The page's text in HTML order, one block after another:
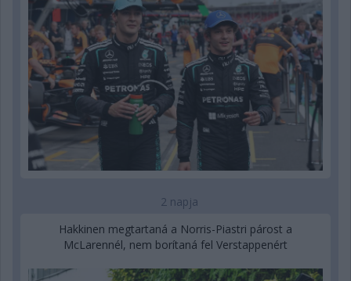
2 napja
Hakkinen megtartaná a Norris-Piastri párost a
McLarennél, nem borítaná fel Verstappenért